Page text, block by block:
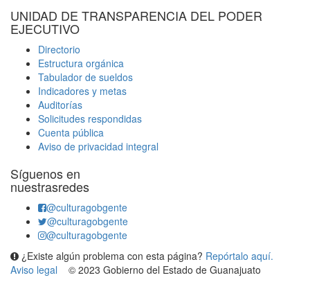
UNIDAD DE TRANSPARENCIA DEL PODER
EJECUTIVO
Directorio
Estructura orgánica
Tabulador de sueldos
Indicadores y metas
Auditorías
Solicitudes respondidas
Cuenta pública
Aviso de privacidad integral
Síguenos en
nuestrasredes
@culturagobgente
@culturagobgente
@culturagobgente
¿Existe algún problema con esta página? Repórtalo aquí.
Aviso legal
© 2023 Gobierno del Estado de Guanajuato